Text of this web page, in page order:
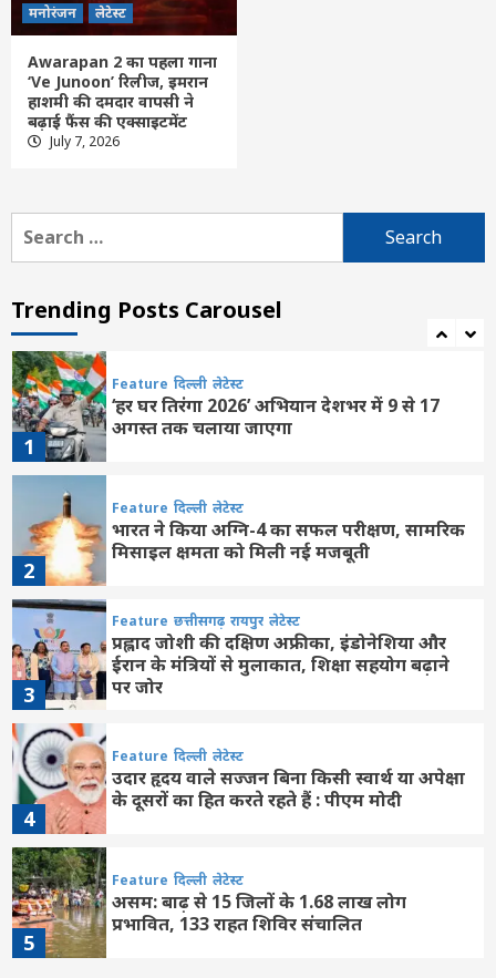
मनोरंजन
लेटेस्ट
Awarapan 2 का पहला गाना
‘Ve Junoon’ रिलीज, इमरान
हाशमी की दमदार वापसी ने
बढ़ाई फैंस की एक्साइटमेंट
July 7, 2026
Search
for:
Trending Posts Carousel
5
Feature दिल्ली
असम: बाढ़ से 15 जिलों के 1.68 लाख लोग
प्रभावित, 133 राहत शिविर संचालित
Feature
7
जांजगीर चांपा पामगढ़
हड़कंप
1
Feature दिल्ली लेटेस्ट
‘हर घर तिरंगा 2026’ अभियान देशभर में 9 से 17
अगस्त तक चलाया जाएगा
2
Feature दिल्ली लेटेस्ट
भारत ने किया अग्नि-4 का सफल परीक्षण, सामरिक
मिसाइल क्षमता को मिली नई मजबूती
3
Feature छत्तीसगढ़ रायपुर लेटेस्ट
प्रह्लाद जोशी की दक्षिण अफ्रीका, इंडोनेशिया और
ईरान के मंत्रियों से मुलाकात, शिक्षा सहयोग बढ़ाने
पर जोर
4
Feature दिल्ली लेटेस्ट
उदार हृदय वाले सज्जन बिना किसी स्वार्थ या अपेक्षा
के दूसरों का हित करते रहते हैं : पीएम मोदी
5
Feature दिल्ली लेटेस्ट
असम: बाढ़ से 15 जिलों के 1.68 लाख लोग
प्रभावित, 133 राहत शिविर संचालित